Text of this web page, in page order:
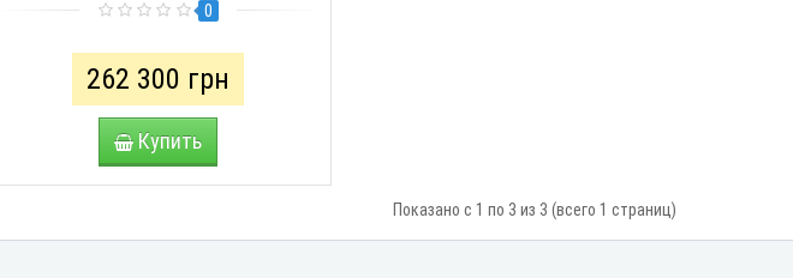
0
262 300 грн
Купить
Показано с 1 по 3 из 3 (всего 1 страниц)